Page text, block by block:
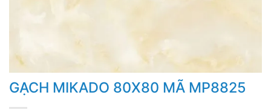
GẠCH MIKADO 80X80 MÃ MP8825